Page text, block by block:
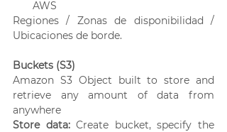
AWS
Regiones / Zonas de disponibilidad /
Ubicaciones de borde.
Buckets (S3)
Amazon S3 Object built to store and
retrieve any amount of data from
anywhere
Store data: Create bucket, specify the